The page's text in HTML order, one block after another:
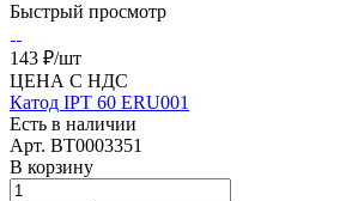
Быстрый просмотр
143 ₽/шт
ЦЕНА С НДС
Катод IPT 60 ERU001
Есть в наличии
Арт. BT0003351
В корзину